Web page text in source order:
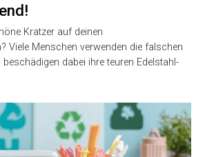
Kratzer auf deinen
Viele Menschen verwenden die falschen
dabei ihre teuren Edelstahl-